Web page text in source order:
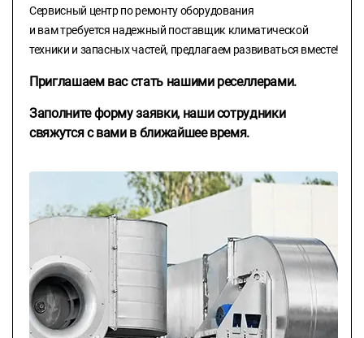
Сервисный центр по ремонту оборудования
и вам требуется надежный поставщик климатической
техники и запасных частей, предлагаем развиваться вместе!
Приглашаем вас стать нашими реселлерами.
Заполните форму заявки, наши сотрудники
свяжутся с вами в ближайшее время.